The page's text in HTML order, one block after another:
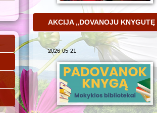
AKCIJA „DOVANOJU
2026-05-21